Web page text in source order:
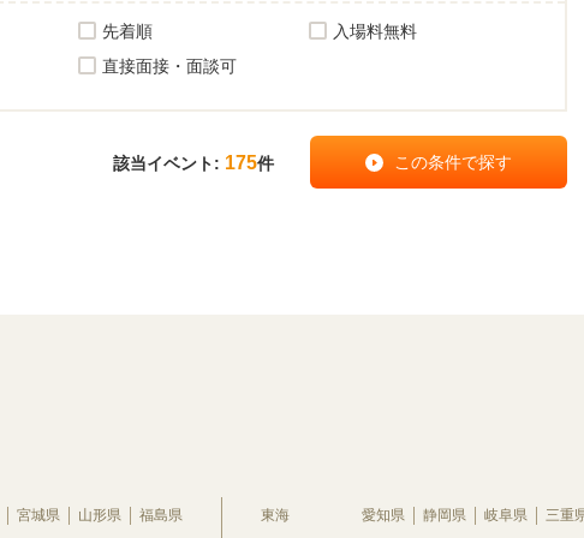
先着順
入場料無料
直接面接・面談可
該当イベント: 175件
宮城県 山形県 福島県 東海 愛知県 静岡県 岐阜県 三重